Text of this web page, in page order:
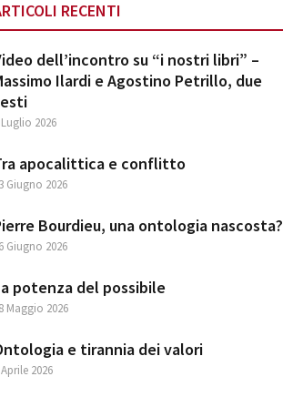
RECENTI
dell’incontro su “i nostri libri” –
Ilardi e Agostino Petrillo, due
2026
apocalittica e conflitto
Giugno 2026
Bourdieu, una ontologia nascosta?
Giugno 2026
potenza del possibile
Maggio 2026
e tirannia dei valori
2026